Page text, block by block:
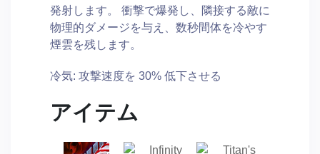
発射します。 衝撃で爆発し、隣接する敵に
物理的ダメージを与え、数秒間体を冷やす
煙雲を残します。
冷気: 攻撃速度を 30% 低下させる
アイテム